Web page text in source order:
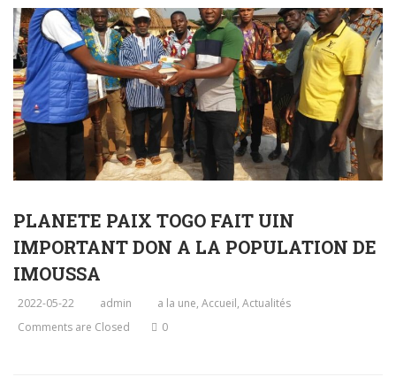
PLANETE PAIX TOGO FAIT UIN
IMPORTANT DON A LA POPULATION DE
IMOUSSA
2022-05-22 admin a la une, Accueil, Actualités
Comments are Closed
0